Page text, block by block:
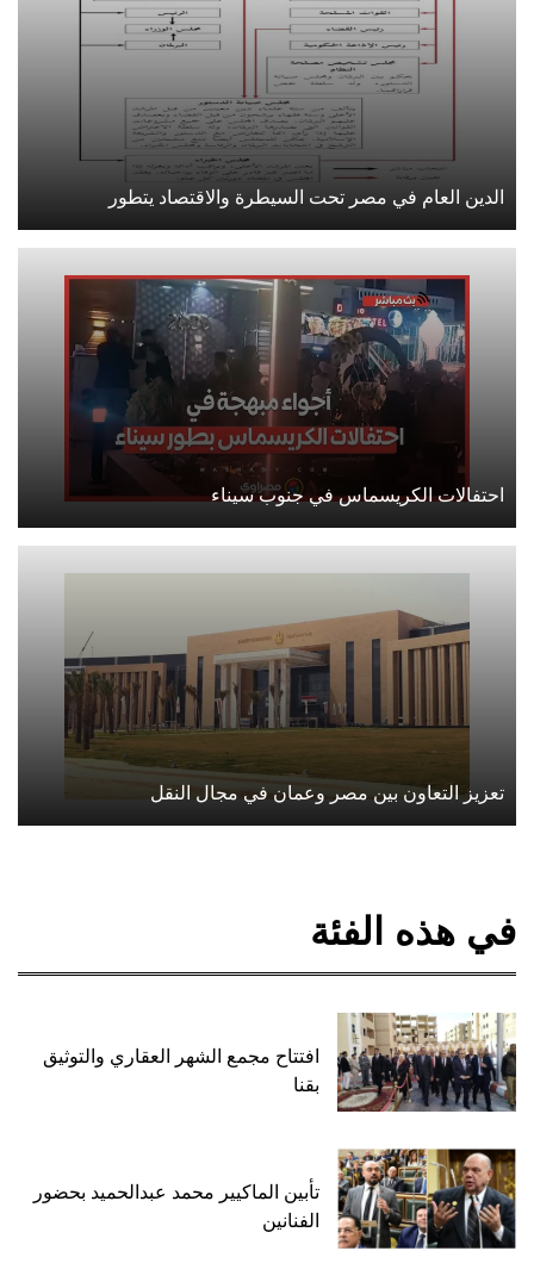
الدين العام في مصر تحت السيطرة والاقتصاد يتطور
احتفالات الكريسماس في جنوب سيناء
تعزيز التعاون بين مصر وعمان في مجال النقل
في هذه الفئة
افتتاح مجمع الشهر العقاري والتوثيق
بقنا
تأبين الماكيير محمد عبدالحميد بحضور
الفنانين